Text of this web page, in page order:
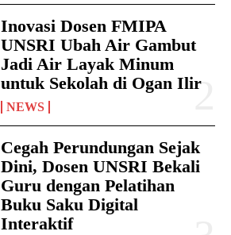
Inovasi Dosen FMIPA
UNSRI Ubah Air Gambut
Jadi Air Layak Minum
untuk Sekolah di Ogan Ilir
NEWS
Cegah Perundungan Sejak
Dini, Dosen UNSRI Bekali
Guru dengan Pelatihan
Buku Saku Digital
Interaktif